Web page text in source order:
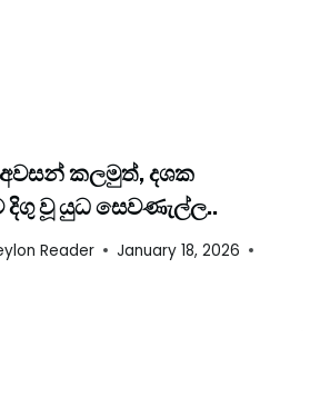
කලමුත්, දශක
වූ යුධ සෙවණැල්ල..
Reader
January 18, 2026